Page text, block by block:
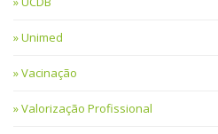
Unimed
Vacinação
Valorização Profissional